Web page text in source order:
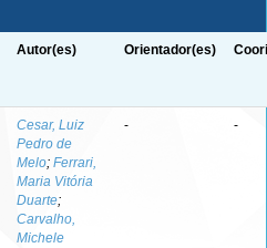
Autor(es) Orientador(es)
Cesar, Luiz
Pedro de
Melo; Ferrari,
Maria Vitória
Duarte;
Carvalho,
Michele
- -